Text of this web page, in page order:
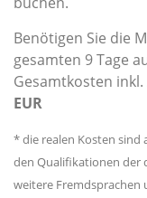
Benötigen Sie die
gesamten 9 Tage
Gesamtkosten
EUR
* die realen Kosten sind
den Qualifikationen der
weitere Fremdsprachen